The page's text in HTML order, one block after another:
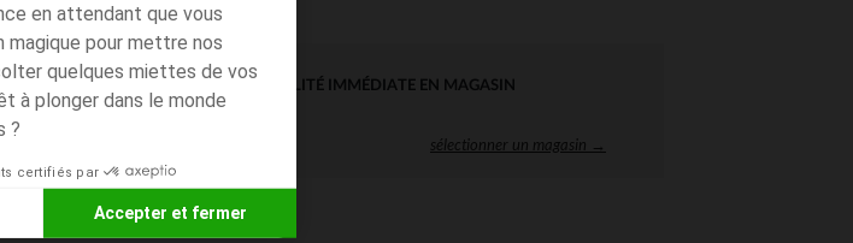
en attendant que vous
magique pour mettre nos
quelques miettes de vos
à plonger dans le monde
?
certifiés par
Accepter et fermer
DISPONIBILITÉ IMMÉDIATE EN MAGASIN
sélectionner un magasin →